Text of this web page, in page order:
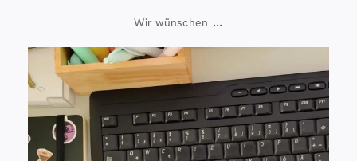
Wir wünschen ...
Juli 13
61